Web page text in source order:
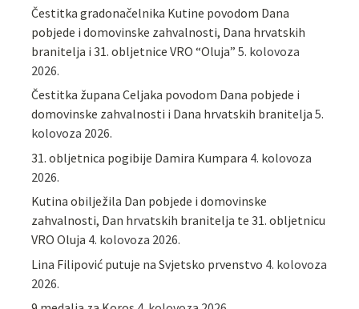
Čestitka gradonačelnika Kutine povodom Dana
pobjede i domovinske zahvalnosti, Dana hrvatskih
branitelja i 31. obljetnice VRO “Oluja” 5. kolovoza
2026.
Čestitka župana Celjaka povodom Dana pobjede i
domovinske zahvalnosti i Dana hrvatskih branitelja 5.
kolovoza 2026.
31. obljetnica pogibije Damira Kumpara 4. kolovoza
2026.
Kutina obilježila Dan pobjede i domovinske
zahvalnosti, Dan hrvatskih branitelja te 31. obljetnicu
VRO Oluja 4. kolovoza 2026.
Lina Filipović putuje na Svjetsko prvenstvo 4. kolovoza
2026.